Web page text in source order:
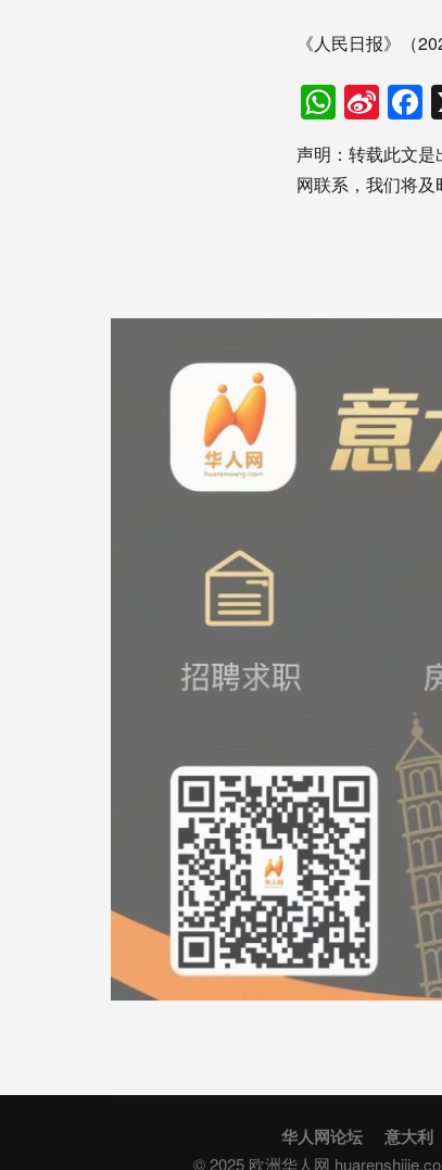
《人民日报》（
声明：转载此文
网联系，我们将
华人网论坛 意大利
© 2025 欧洲华人网